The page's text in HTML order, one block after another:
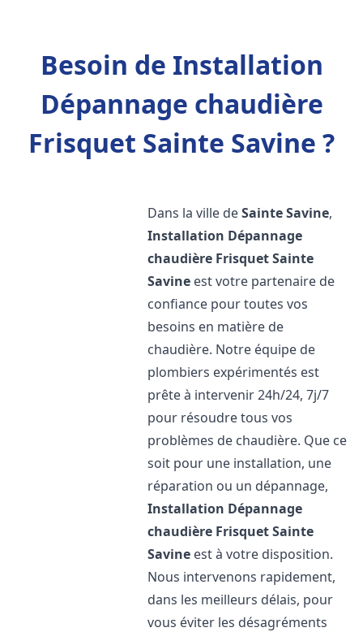
Besoin de Installation
Dépannage chaudière
Frisquet Sainte Savine ?
Dans la ville deSainte Savine,
Installation Dépannage
chaudière FrisquetSainte
Savine est votre partenaire de
confiance pour toutes vos
besoins en matière de
chaudière. Notre équipe de
plombiers expérimentés est
prête à intervenir 24h/24, 7j/7
pour résoudre tous vos
problèmes de chaudière. Que ce
soit pour une installation, une
réparation ou un dépannage,
Installation Dépannage
chaudière FrisquetSainte
Savine est à votre disposition.
Nous intervenons rapidement,
dans les meilleurs délais, pour
vous éviter les désagréments